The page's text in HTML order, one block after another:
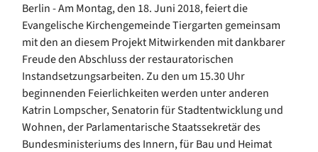
Berlin - Am Montag, den 18. Juni 2018, feiert die
Evangelische Kirchengemeinde Tiergarten gemeinsam
mit den an diesem Projekt Mitwirkenden mit dankbarer
Freude den Abschluss der restauratorischen
Instandsetzungsarbeiten. Zu den um 15.30 Uhr
beginnenden Feierlichkeiten werden unter anderen
Katrin Lompscher, Senatorin für Stadtentwicklung und
Wohnen, der Parlamentarische Staatssekretär des
Bundesministeriums des Innern, für Bau und Heimat